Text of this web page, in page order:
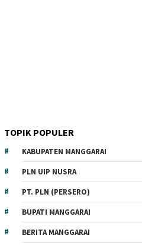
TOPIK POPULER
KABUPATEN MANGGARAI
PLN UIP NUSRA
PT. PLN (PERSERO)
BUPATI MANGGARAI
BERITA MANGGARAI